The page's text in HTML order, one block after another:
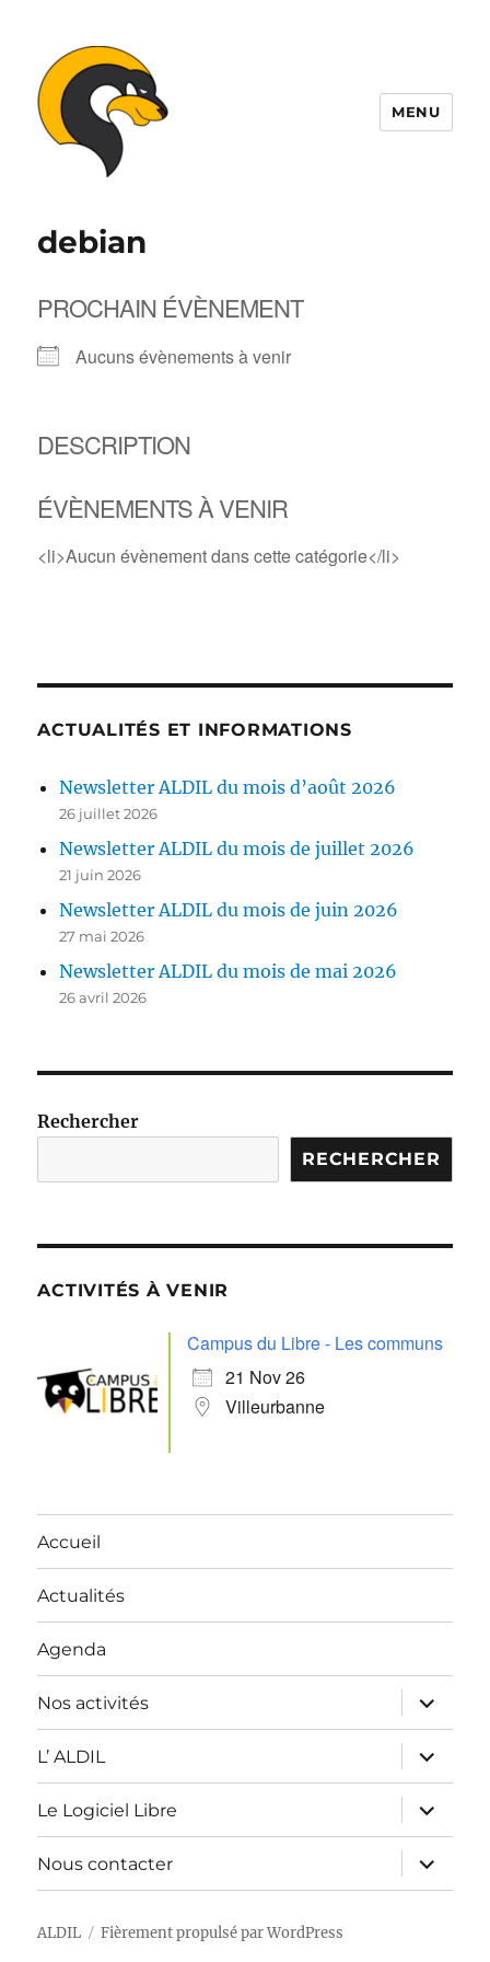
MENU
debian
PROCHAIN ÉVÈNEMENT
Aucuns évènements à venir
DESCRIPTION
ÉVÈNEMENTS À VENIR
<li>Aucun évènement dans cette catégorie</li>
ACTUALITÉS ET INFORMATIONS
Newsletter ALDIL du mois d’août 2026
26 juillet 2026
Newsletter ALDIL du mois de juillet 2026
21 juin 2026
Newsletter ALDIL du mois de juin 2026
27 mai 2026
Newsletter ALDIL du mois de mai 2026
26 avril 2026
Rechercher
RECHERCHER
ACTIVITÉS À VENIR
Campus du Libre - Les communs
21 Nov 26
Villeurbanne
Accueil
Actualités
Agenda
Nos activités
ouvrir
le
sous-
menu
L’ ALDIL
ouvrir
le
sous-
menu
Le Logiciel Libre
ouvrir
le
sous-
menu
Nous contacter
ouvrir
le
sous-
ALDIL Fièrement propulsé par WordPress